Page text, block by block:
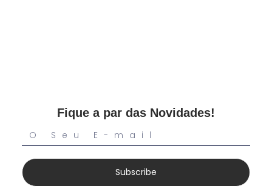
Fique a par das Novidades!
Subscribe